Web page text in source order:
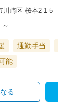
川崎区 桜本2-1-5
～
通勤手当
能
る